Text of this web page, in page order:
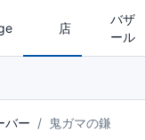
店
バザ
ール
バー 鬼ガマの鎌